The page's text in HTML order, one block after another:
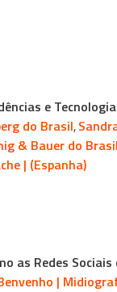
e
do Brasil,
& Bauer do
| (Espanha)
as Redes
|